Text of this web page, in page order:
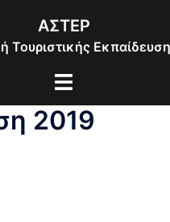
ΑΣΤΕΡ
Τουριστικής
Toggle
2019